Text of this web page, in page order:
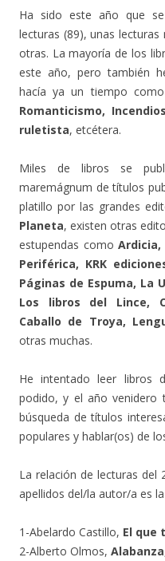
Ha sido este año que
lecturas (89), unas
otras. La mayoría de los
este año, pero también
hacía ya un tiempo como
Romanticismo,
ruletista, etcétera.
Miles de libros se
maremágnum de títulos
platillo por las grandes
Planeta, existen otras
estupendas como
Periférica, KRK
Páginas de Espuma, La
Los libros del Lince,
Caballo de Troya,
otras muchas.
He intentado leer libros
podido, y el año venidero
búsqueda de títulos
populares y hablar(os) de
La relación de lecturas del
apellidos del/la autor/a es
1-Abelardo Castillo, El que
2-Alberto Olmos, Alabanza